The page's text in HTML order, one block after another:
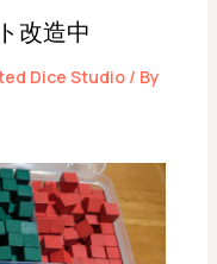
改造中
Dice Studio/ By